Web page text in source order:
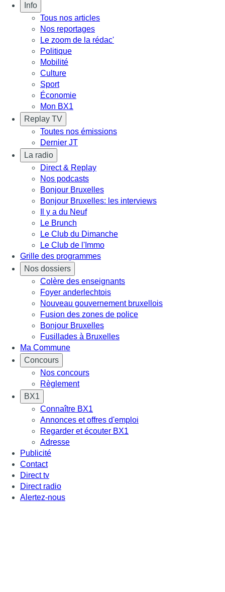
Info
Tous nos articles
Nos reportages
Le zoom de la rédac'
Politique
Mobilité
Culture
Sport
Économie
Mon BX1
Replay TV
Toutes nos émissions
Dernier JT
La radio
Direct & Replay
Nos podcasts
Bonjour Bruxelles
Bonjour Bruxelles: les interviews
Il y a du Neuf
Le Brunch
Le Club du Dimanche
Le Club de l'Immo
Grille des programmes
Nos dossiers
Colère des enseignants
Foyer anderlechtois
Nouveau gouvernement bruxellois
Fusion des zones de police
Bonjour Bruxelles
Fusillades à Bruxelles
Ma Commune
Concours
Nos concours
Règlement
BX1
Connaître BX1
Annonces et offres d'emploi
Regarder et écouter BX1
Adresse
Publicité
Contact
Direct tv
Direct radio
Alertez-nous